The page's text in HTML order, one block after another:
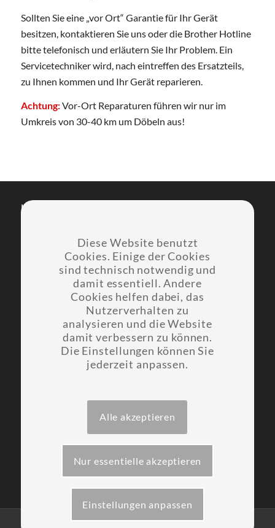
Sollten Sie eine „vor Ort“ Garantie für Ihr Gerät
besitzen, kontaktieren Sie uns oder die Brother Hotline
bitte telefonisch und erläutern Sie Ihr Problem. Ein
Servicetechniker wird, nach eintreffen des Ersatzteils,
zu Ihnen kommen und Ihr Gerät reparieren.
Achtung:Vor-Ort Reparaturen führen wir nur im
Umkreis von 30-40 km um Döbeln aus!
Unternehmen
CSB Computer und
Netzwerk Systeme GmbH
Leisniger Straße 3
04720 Döbeln
©opyright 1999-2026 -
Diese Website benutzt
Cookies. Einige der Cookies
sind technisch notwendig und
damit essentiell. Andere
Cookies helfen dabei, das
Nutzerverhalten zu
analysieren und die Website
damit verbessern zu können.
Die Einstellungen können Sie
jederzeit anpassen.
Alle akzeptieren
Nur essentielle akzeptieren
Einstellungen anpassen